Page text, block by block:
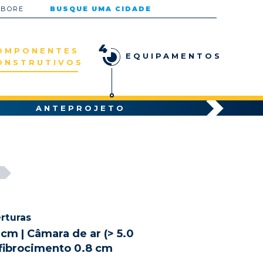
BUSQUE UMA CIDADE
4 EQUIPAMENTOS
ANTEPROJETO
| Câmara de ar (> 5.0
0.8 cm